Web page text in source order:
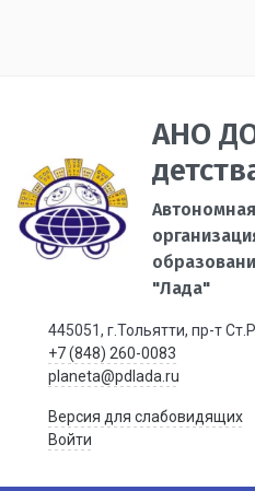
АНО
"Лада"
445051, г.Тольятти, пр-т
+7 (848) 260-0083
planeta@pdlada.ru
Версия для слабовидящих
Войти